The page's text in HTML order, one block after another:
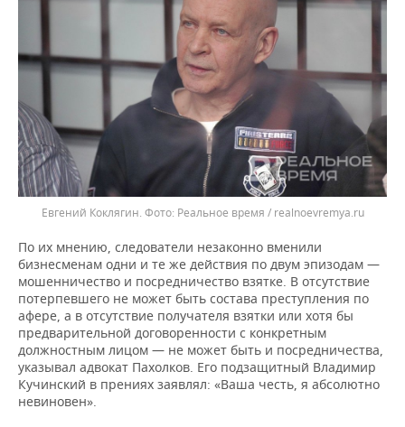
Евгений Коклягин. Реальное время / realnoevremya.ru
По их мнению, следователи незаконно вменили
бизнесменам одни и те же действия по двум эпизодам —
мошенничество и посредничество взятке. В отсутствие
потерпевшего не может быть состава преступления по
афере, а в отсутствие получателя взятки или хотя бы
предварительной договоренности с конкретным
должностным лицом — не может быть и посредничества,
указывал адвокат Пахолков. Его подзащитный Владимир
Кучинский в прениях заявлял: «Ваша честь, я абсолютно
невиновен».